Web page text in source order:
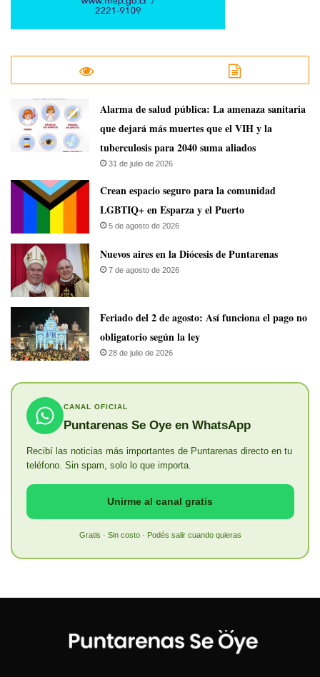
​Alarma de salud pública: La amenaza sanitaria
que dejará más muertes que el VIH y la
tuberculosis para 2040 suma aliados
31 de julio de 2026
Crean espacio seguro para la comunidad
LGBTIQ+ en Esparza y el Puerto
5 de agosto de 2026
​Nuevos aires en la Diócesis de Puntarenas
7 de agosto de 2026
Feriado del 2 de agosto: Así funciona el pago no
obligatorio según la ley
28 de julio de 2026
CANAL OFICIAL
Puntarenas Se Oye en WhatsApp
Recibí las noticias más importantes de Puntarenas directo en tu
teléfono. Sin spam, solo lo que importa.
Unirme al canal gratis
Gratis · Sin costo · Podés salir cuando quieras